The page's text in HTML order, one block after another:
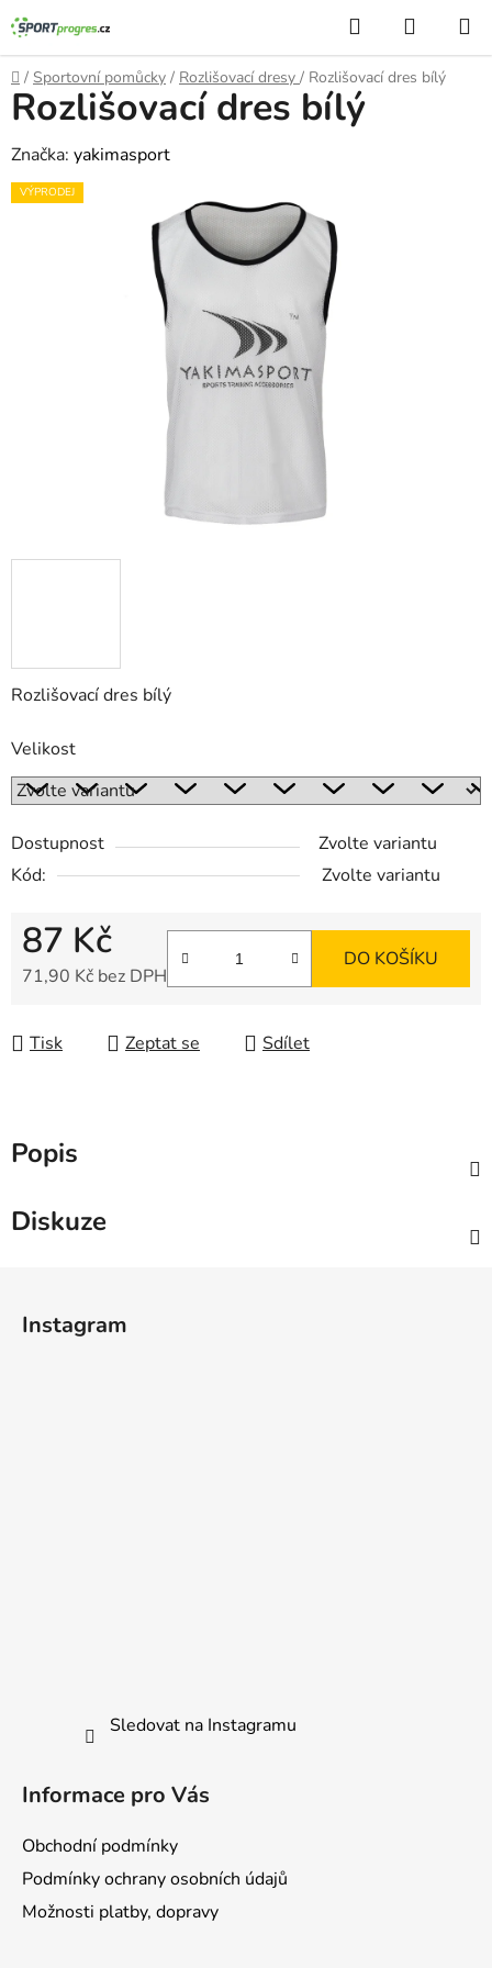
Přejít
na
obsah
Hledat
KOŠÍK
Domů
/ Sportovní pomůcky / Rozlišovací dresy / Rozlišovací dres bílý
Rozlišovací dres bílý
Velikost
Dostupnost
Zvolte variantu
Kód:
Zvolte variantu
87 Kč
71,90 Kč bez DPH
DO KOŠÍKU
Tisk Zeptat se Sdílet
Rozlišovací dres bílý
Značka: yakimasport
VÝPRODEJ
Popis
Diskuze
Instagram
Sledovat na Instagramu
Informace pro Vás
Obchodní podmínky
Podmínky ochrany osobních údajů
Možnosti platby, dopravy